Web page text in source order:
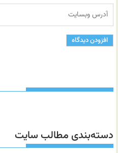
دسته‌بندی مطالب سایت